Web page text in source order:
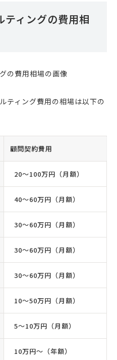
ティングの費用相
ティング費用の相場は以下の
顧問契約費用
20〜100万円（月額）
40〜60万円（月額）
30〜60万円（月額）
30〜60万円（月額）
30〜60万円（月額）
10〜50万円（月額）
5〜10万円（月額）
10万円〜（年額）